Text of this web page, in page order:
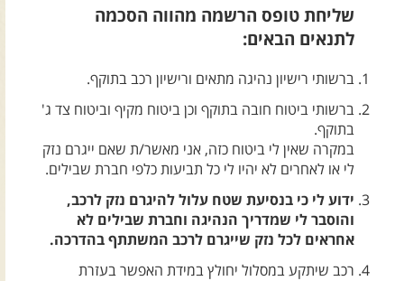
הבלוג של יואב קווה
אודות יואב קווה והאתר שבילים
שליחת טופס הרשמה מהווה הסכמה
לתנאים הבאים:
ברשותי רישיון נהיגה מתאים ורישיון רכב בתוקף.
ברשותי ביטוח חובה בתוקף וכן ביטוח מקיף וביטוח צד ג'
בתוקף.
במקרה שאין לי ביטוח כזה, אני מאשר/ת שאם ייגרם נזק
לי או לאחרים לא יהיו לי כל תביעות כלפי חברת שבילים.
ידוע לי כי בנסיעת שטח עלול להיגרם נזק לרכב,
והוסבר לי שמדריך הנהיגה וחברת שבילים לא
אחראים לכל נזק שייגרם לרכב המשתתף בהדרכה.
רכב שיתקע במסלול יחולץ במידת האפשר בעזרת